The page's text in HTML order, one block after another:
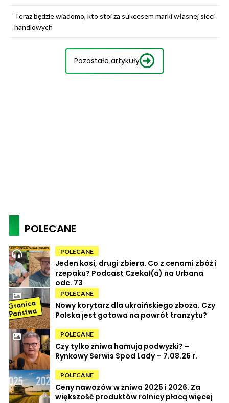
Teraz będzie wiadomo, kto stoi za sukcesem marki własnej sieci
handlowych
Pozostałe artykuły
POLECANE
POLECANE
Jeden kosi, drugi zbiera. Co z cenami zbóż i
rzepaku? Podcast Czekał(a) na Urbana
odc. 73
POLECANE
Nowy korytarz dla ukraińskiego zboża. Czy
Polska jest gotowa na powrót tranzytu?
POLECANE
Czy tylko żniwa hamują podwyżki? –
Rynkowy Serwis Spod Lady – 7.08.26 r.
POLECANE
Ceny nawozów w żniwa 2025 i 2026. Za
większość produktów rolnicy płacą więcej